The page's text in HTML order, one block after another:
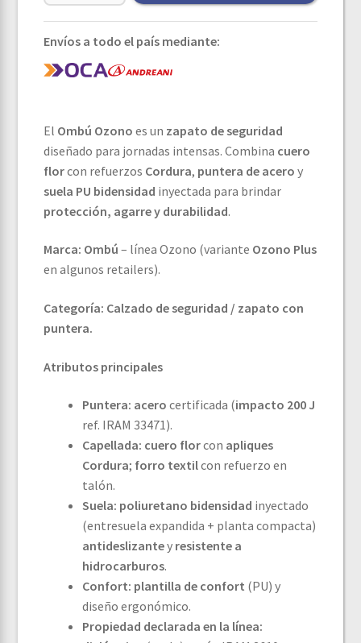
Envíos a todo el país mediante:
El Ombú Ozono es un zapato de seguridad
diseñado para jornadas intensas. Combina cuero
florcon refuerzos Cordura, puntera de acero y
suela PU bidensidad inyectada para brindar
protección, agarre y durabilidad.
Marca: Ombú – línea Ozono (variante Ozono Plus
en algunos retailers).
Categoría: Calzado de seguridad / zapato con
puntera.
Atributos principales
Puntera: acero certificada (impacto 200 J
ref. IRAM 33471).
Capellada: cuero florcon apliques
Cordura; forro textilcon refuerzo en
talón.
Suela: poliuretano bidensidad inyectado
(entresuela expandida + planta compacta)
antideslizantey resistente a
hidrocarburos.
Confort: plantilla de confort (PU) y
diseño ergonómico.
Propiedad declarada en la línea: